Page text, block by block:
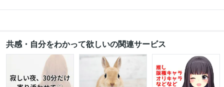
共感・自分をわかって欲しいの関連サービス